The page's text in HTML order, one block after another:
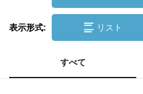
表示形式: リスト
すべて